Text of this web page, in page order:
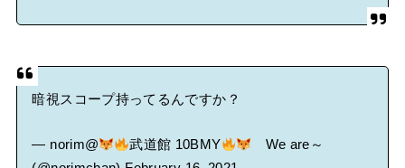
暗視スコープ持ってるんですか？
— norim@ 武道館 10BMY
We are～